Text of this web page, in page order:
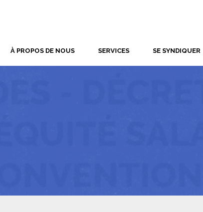
À PROPOS DE NOUS SERVICES SE SYNDIQUER